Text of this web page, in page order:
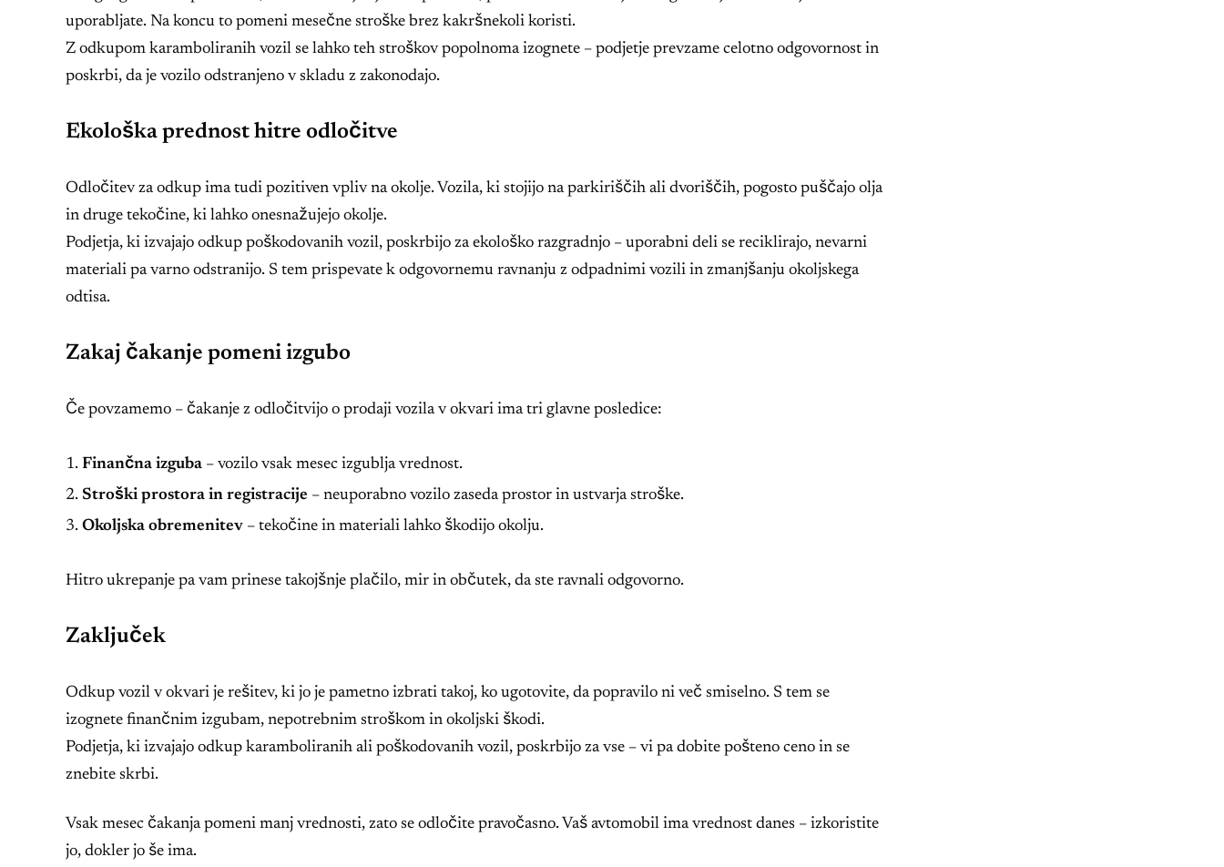
uporabljate. Na koncu to pomeni mesečne stroške brez kakršnekoli koristi.
Z odkupom karamboliranih vozil se lahko teh stroškov popolnoma izognete – podjetje prevzame celotno odgovornost in
poskrbi, da je vozilo odstranjeno v skladu z zakonodajo.
Ekološka prednost hitre odločitve
Odločitev za odkup ima tudi pozitiven vpliv na okolje. Vozila, ki stojijo na parkiriščih ali dvoriščih, pogosto puščajo olja
in druge tekočine, ki lahko onesnažujejo okolje.
Podjetja, ki izvajajo odkup poškodovanih vozil, poskrbijo za ekološko razgradnjo – uporabni deli se reciklirajo, nevarni
materiali pa varno odstranijo. S tem prispevate k odgovornemu ravnanju z odpadnimi vozili in zmanjšanju okoljskega
odtisa.
Zakaj čakanje pomeni izgubo
Če povzamemo – čakanje z odločitvijo o prodaji vozila v okvari ima tri glavne posledice:
Finančna izguba – vozilo vsak mesec izgublja vrednost.
Stroški prostora in registracije – neuporabno vozilo zaseda prostor in ustvarja stroške.
Okoljska obremenitev – tekočine in materiali lahko škodijo okolju.
Hitro ukrepanje pa vam prinese takojšnje plačilo, mir in občutek, da ste ravnali odgovorno.
Zaključek
Odkup vozil v okvari je rešitev, ki jo je pametno izbrati takoj, ko ugotovite, da popravilo ni več smiselno. S tem se
izognete finančnim izgubam, nepotrebnim stroškom in okoljski škodi.
Podjetja, ki izvajajo odkup karamboliranih ali poškodovanih vozil, poskrbijo za vse – vi pa dobite pošteno ceno in se
znebite skrbi.
Vsak mesec čakanja pomeni manj vrednosti, zato se odločite pravočasno. Vaš avtomobil ima vrednost danes – izkoristite
jo, dokler jo še ima.